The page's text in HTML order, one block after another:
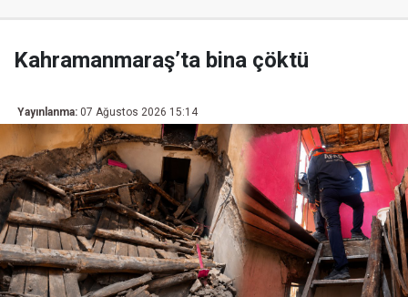
Kahramanmaraş’ta bina çöktü
Yayınlanma: 07 Ağustos 2026 15:14